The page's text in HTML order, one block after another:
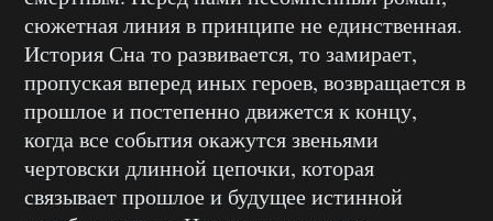
сюжетная линия в принципе не единственная.
История Сна то развивается, то замирает,
пропуская вперед иных героев, возвращается в
прошлое и постепенно движется к концу,
когда все события окажутся звеньями
чертовски длинной цепочки, которая
связывает прошлое и будущее истинной